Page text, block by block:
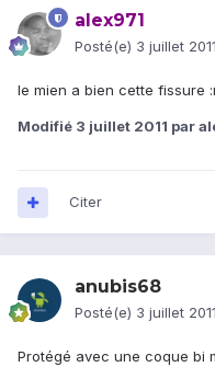
alex971
Posté(e) 3 juillet 2011
le mien a bien cette fissure
Modifié 3 juillet 2011 par
Citer
anubis68
Posté(e) 3 juillet 2011
Protégé avec une coque bi